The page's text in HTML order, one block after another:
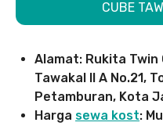
CUBE
Alamat: Rukita Twin
Tawakal II A No.21,
Petamburan, Kota
Harga sewa kost: